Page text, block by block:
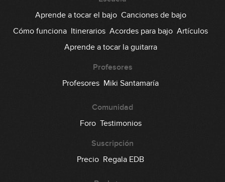
Aprende a tocar el bajo Canciones de bajo
Cómo funciona Itinerarios Acordes para bajo Artículos
Aprende a tocar la guitarra
Profesores
Profesores Miki Santamaría
Comunidad
Foro Testimonios
Suscripción
Precio Regala EDB